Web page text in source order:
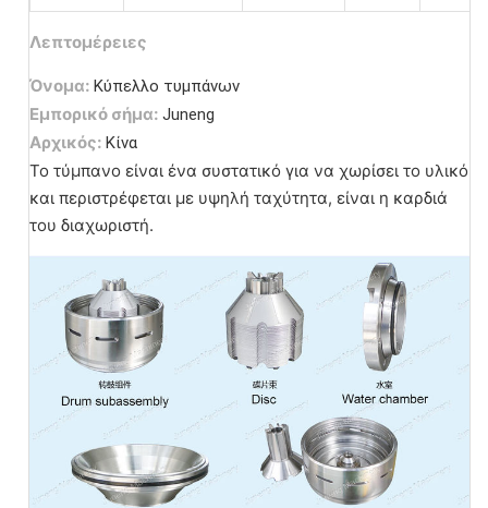
Λεπτομέρειες
Όνομα: Κύπελλο τυμπάνων
Εμπορικό σήμα: Juneng
Αρχικός: Κίνα
Το τύμπανο είναι ένα συστατικό για να χωρίσει το υλικό
και περιστρέφεται με υψηλή ταχύτητα, είναι η καρδιά
του διαχωριστή.